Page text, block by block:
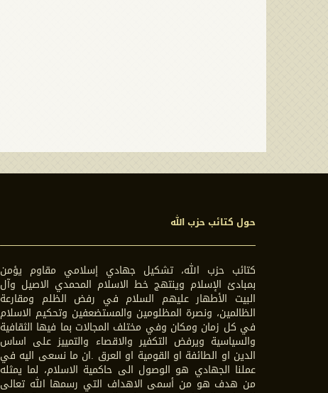
حول كتائب حزب الله
كتائب حزب الله، تشكيل جهادي إسلامي مقاوم يؤمن
بمبادئ الإسلام وينتهج خط الاسلام المحمدي الاصيل وآل
البيت الأطهار عليهم السلام في رفض الظلم ومقارعة
الظالمين، ونصرة المظلومين والمستضعفين وتحكيم الاسلام
في كل زمان ومكان وفي مختلف المجالات بما فيها الثقافية
والسياسية ويرفض التكفير والاقصاء والتمييز على اساس
الدين او الطائفة او القومية او العرق .ان ما نسعى اليه في
عملنا الجهادي هو الوصول الى حاكمية الاسلام، لما يمثله
من هدف هو من أسمى الاهداف التي رسمها الله تعالى